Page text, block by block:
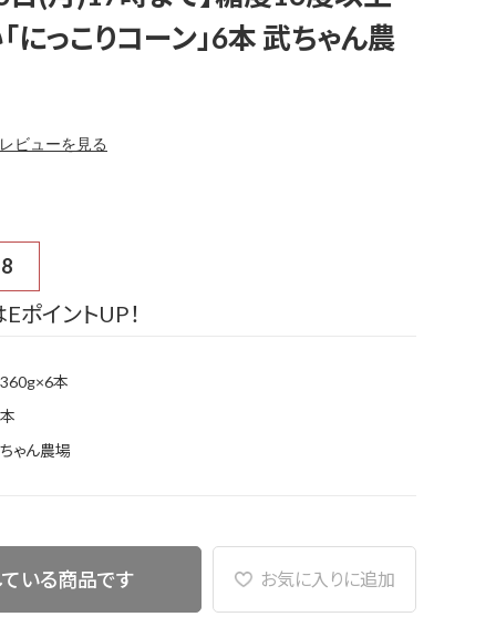
にっこりコーン」6本 武ちゃん農
レビューを見る
ポイントUP！
ゃん農場
本
いる商品です お気に入りに追加